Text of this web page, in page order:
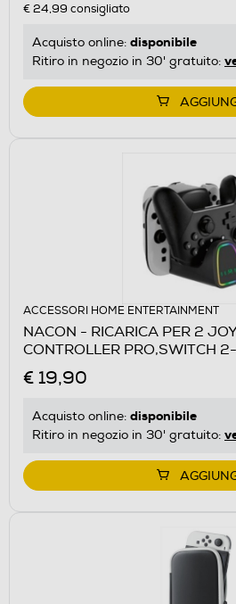
€ 24,99 consigliato
Acquisto online: disponibile
Ritiro in negozio in 30' gratuito:
ACCESSORI HOME ENTERTAINMENT
NACON - RICARICA PER 2
€ 19,90
Acquisto online: disponibile
Ritiro in negozio in 30' gratuito: